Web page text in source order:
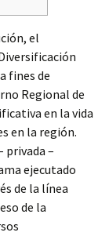
el
fines de
Regional de
en la vida
en la región.
privada –
ejecutado
de la línea
de la